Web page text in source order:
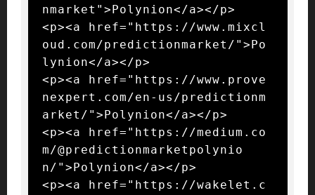
nmarket">Polynion</a></p>
<p><a href="https://www.mixcl
oud.com/predictionmarket/">Po
lynion</a></p>
<p><a href="https://www.prove
nexpert.com/en-us/predictionm
arket/">Polynion</a></p>
<p><a href="https://medium.co
m/@predictionmarketpolynio
n/">Polynion</a></p>
<p><a href="https://wakelet.c